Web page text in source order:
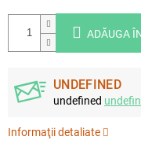
ADĂUGA
UNDEFINED
undefined
Informaţii detaliate